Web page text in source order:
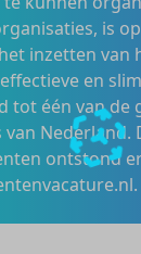
is
inzetten van
en
tot één van
Nederland.
ontstond